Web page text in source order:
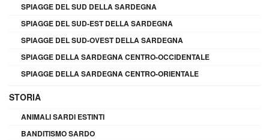
SPIAGGE DEL SUD DELLA SARDEGNA
SPIAGGE DEL SUD-EST DELLA SARDEGNA
SPIAGGE DEL SUD-OVEST DELLA SARDEGNA
SPIAGGE DELLA SARDEGNA CENTRO-OCCIDENTALE
SPIAGGE DELLA SARDEGNA CENTRO-ORIENTALE
STORIA
ANIMALI SARDI ESTINTI
BANDITISMO SARDO